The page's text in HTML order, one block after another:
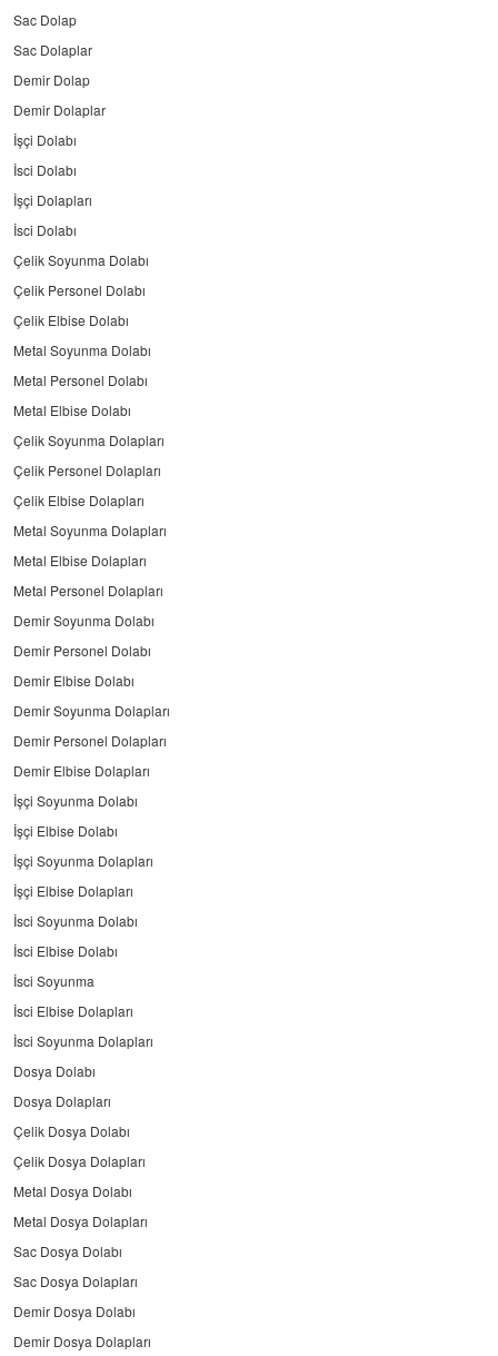
Sac Dolap
Sac Dolaplar
Demir Dolap
Demir Dolaplar
İşçi Dolabı
İsci Dolabı
İşçi Dolapları
İsci Dolabı
Çelik Soyunma Dolabı
Çelik Personel Dolabı
Çelik Elbise Dolabı
Metal Soyunma Dolabı
Metal Personel Dolabı
Metal Elbise Dolabı
Çelik Soyunma Dolapları
Çelik Personel Dolapları
Çelik Elbise Dolapları
Metal Soyunma Dolapları
Metal Elbise Dolapları
Metal Personel Dolapları
Demir Soyunma Dolabı
Demir Personel Dolabı
Demir Elbise Dolabı
Demir Soyunma Dolapları
Demir Personel Dolapları
Demir Elbise Dolapları
İşçi Soyunma Dolabı
İşçi Elbise Dolabı
İşçi Soyunma Dolapları
İşçi Elbise Dolapları
İsci Soyunma Dolabı
İsci Elbise Dolabı
İsci Soyunma
İsci Elbise Dolapları
İsci Soyunma Dolapları
Dosya Dolabı
Dosya Dolapları
Çelik Dosya Dolabı
Çelik Dosya Dolapları
Metal Dosya Dolabı
Metal Dosya Dolapları
Sac Dosya Dolabı
Sac Dosya Dolapları
Demir Dosya Dolabı
Demir Dosya Dolapları